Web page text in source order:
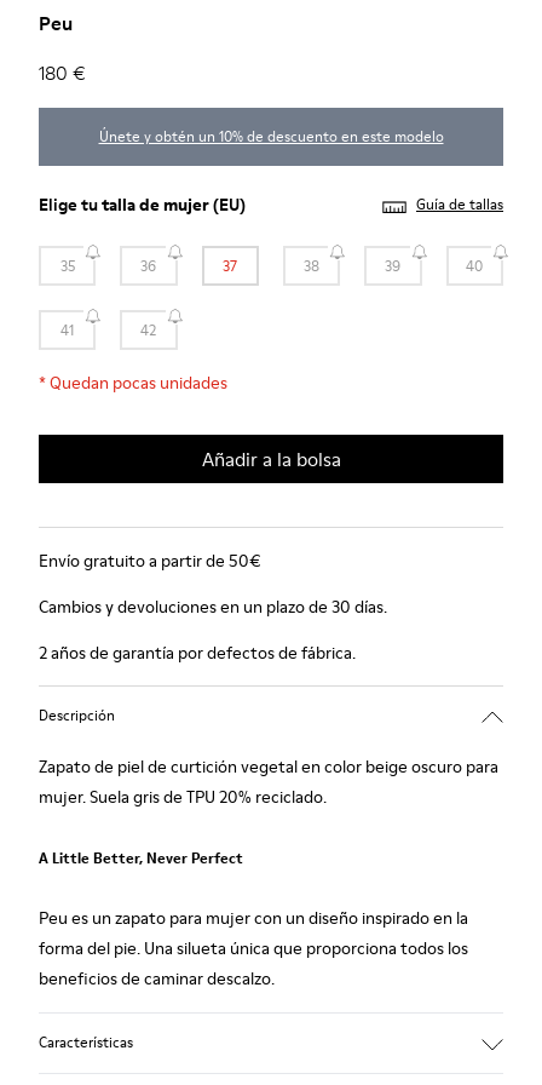
Peu
180 €
Únete y obtén un 10% de descuento en este modelo
Elige tutalla de mujer(EU) Guía de tallas
35 36 37 38 39 40
41 42
*Quedan pocas unidades
Añadir a la bolsa
Envío gratuito a partir de 50€
Cambios y devoluciones en un plazo de 30 días.
2 años de garantía por defectos de fábrica.
Descripción
Zapato de piel de curtición vegetal en color beige oscuro para
mujer. Suela gris de TPU 20% reciclado.
A Little Better, Never Perfect
Peu es un zapato para mujer con un diseño inspirado en la
forma del pie. Una silueta única que proporciona todos los
beneficios de caminar descalzo.
Características